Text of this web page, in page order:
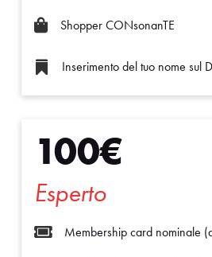
 Shopper CONsonanTE
 Inserimento del tuo nome sul
100€
Esperto
 Membership card nominale